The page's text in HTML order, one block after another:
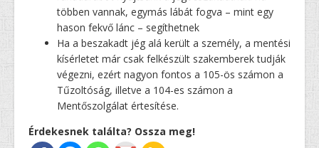
többen vannak, egymás lábát fogva – mint egy
hason fekvő lánc – segíthetnek
Ha a beszakadt jég alá került a személy, a mentési
kísérletet már csak felkészült szakemberek tudják
végezni, ezért nagyon fontos a 105-ös számon a
Tűzoltóság, illetve a 104-es számon a
Mentőszolgálat értesítése.
Érdekesnek találta? Ossza meg!